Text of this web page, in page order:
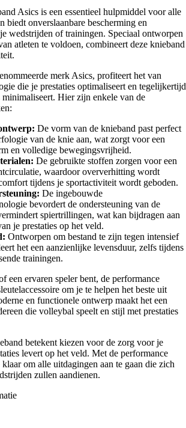
Asics is een essentieel hulpmiddel voor alle
biedt onverslaanbare bescherming en
wedstrijden of trainingen. Speciaal ontworpen
atleten te voldoen, combineert deze knieband
merk Asics, profiteert het van
die je prestaties optimaliseert en tegelijkertijd
minimaliseert. Hier zijn enkele van de
De vorm van de knieband past perfect
van de knie aan, wat zorgt voor een
en volledige bewegingsvrijheid.
De gebruikte stoffen zorgen voor een
waardoor oververhitting wordt
tijdens je sportactiviteit wordt geboden.
De ingebouwde
bevordert de ondersteuning van de
spiertrillingen, wat kan bijdragen aan
je prestaties op het veld.
Ontworpen om bestand te zijn tegen intensief
het een aanzienlijke levensduur, zelfs tijdens
trainingen.
een ervaren speler bent, de performance
om je te helpen het beste uit
en functionele ontwerp maakt het een
die volleybal speelt en stijl met prestaties
betekent kiezen voor de zorg voor je
levert op het veld. Met de performance
om alle uitdagingen aan te gaan die zich
zullen aandienen.